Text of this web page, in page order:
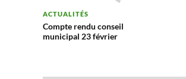
ACTUALITÉS
Compte rendu conseil
municipal 23 février